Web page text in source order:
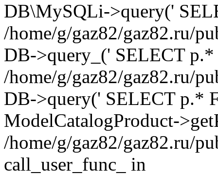
DB\MySQLi->query('
/home/g/gaz82/gaz82.ru/
DB->query_(' SELECT
/home/g/gaz82/gaz82.ru/
DB->query(' SELECT p.*
ModelCatalogProduct-
/home/g/gaz82/gaz82.ru/
call_user_func_ in